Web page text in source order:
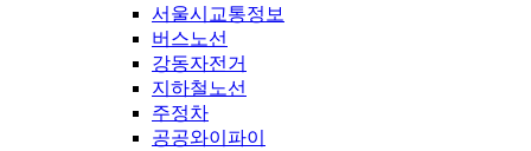
서울시교통정보
버스노선
강동자전거
지하철노선
주정차
공공와이파이